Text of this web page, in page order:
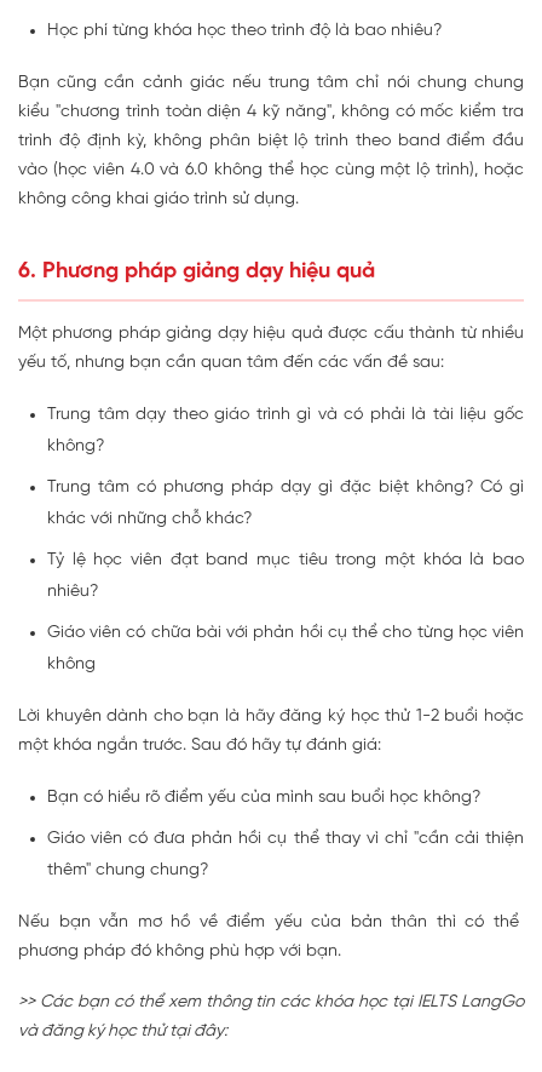
Học phí từng khóa học theo trình độ là bao nhiêu?
Bạn cũng cần cảnh giác nếu trung tâm chỉ nói chung chung
kiểu "chương trình toàn diện 4 kỹ năng", không có mốc kiểm tra
trình độ định kỳ, không phân biệt lộ trình theo band điểm đầu
vào (học viên 4.0 và 6.0 không thể học cùng một lộ trình), hoặc
không công khai giáo trình sử dụng.
6. Phương pháp giảng dạy hiệu quả
Một phương pháp giảng dạy hiệu quả được cấu thành từ nhiều
yếu tố, nhưng bạn cần quan tâm đến các vấn đề sau:
Trung tâm dạy theo giáo trình gì và có phải là tài liệu gốc
không?
Trung tâm có phương pháp dạy gì đặc biệt không? Có gì
khác với những chỗ khác?
Tỷ lệ học viên đạt band mục tiêu trong một khóa là bao
nhiêu?
Giáo viên có chữa bài với phản hồi cụ thể cho từng học viên
không
Lời khuyên dành cho bạn là hãy đăng ký học thử 1-2 buổi hoặc
một khóa ngắn trước. Sau đó hãy tự đánh giá:
Bạn có hiểu rõ điểm yếu của mình sau buổi học không?
Giáo viên có đưa phản hồi cụ thể thay vì chỉ "cần cải thiện
thêm" chung chung?
Nếu bạn vẫn mơ hồ về điểm yếu của bản thân thì có thể
phương pháp đó không phù hợp với bạn.
>> Các bạn có thể xem thông tin các khóa học tại IELTS LangGo
và đăng ký học thử tại đây: